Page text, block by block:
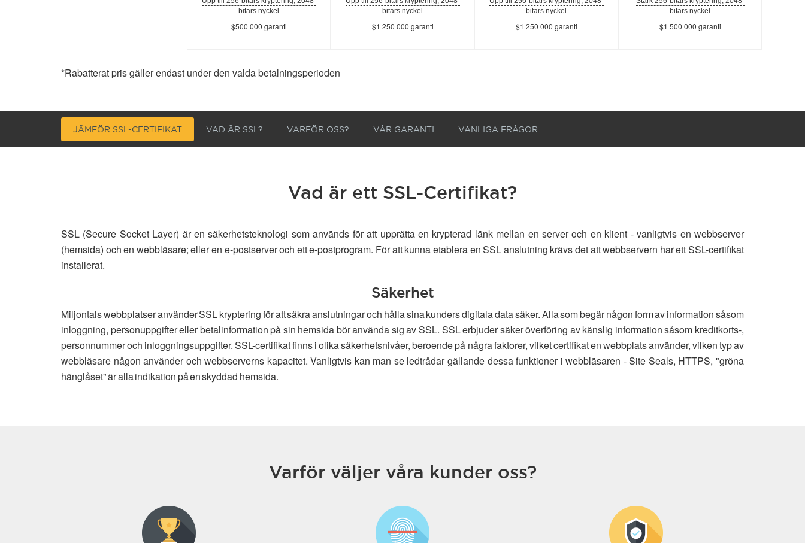
bitars nyckel
$500 000 garanti
bitars nyckel
$1 250 000 garanti
bitars nyckel
$1 250 000 garanti
bitars nyckel
$1 500 000 garanti
*Rabatterat pris gäller endast under den valda betalningsperioden
JÄMFÖR SSL-CERTIFIKAT VAD ÄR SSL? VARFÖR OSS? VÅR GARANTI VANLIGA FRÅGOR
Vad är ett SSL-Certifikat?
SSL (Secure Socket Layer) är en säkerhetsteknologi som används för att upprätta en krypterad länk mellan en server och en klient - vanligtvis en webbserver
(hemsida) och en webbläsare; eller en e-postserver och ett e-postprogram. För att kunna etablera en SSL anslutning krävs det att webbservern har ett SSL-certifikat
installerat.
Säkerhet
Miljontals webbplatser använder SSL kryptering för att säkra anslutningar och hålla sina kunders digitala data säker. Alla som begär någon form av information såsom
inloggning, personuppgifter eller betalinformation på sin hemsida bör använda sig av SSL. SSL erbjuder säker överföring av känslig information såsom kreditkorts-,
personnummer och inloggningsuppgifter. SSL-certifikat finns i olika säkerhetsnivåer, beroende på några faktorer, vilket certifikat en webbplats använder, vilken typ av
webbläsare någon använder och webbserverns kapacitet. Vanligtvis kan man se ledtrådar gällande dessa funktioner i webbläsaren - Site Seals, HTTPS, "gröna
hänglåset" är alla indikation på en skyddad hemsida.
Varför väljer våra kunder oss?